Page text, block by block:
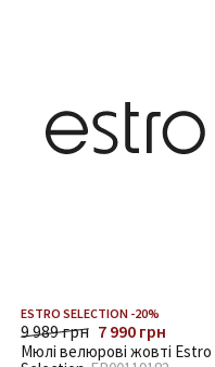
ESTRO SELECTION -20%
9 989 грн 7 990 грн
Мюлі велюрові жовті Estro